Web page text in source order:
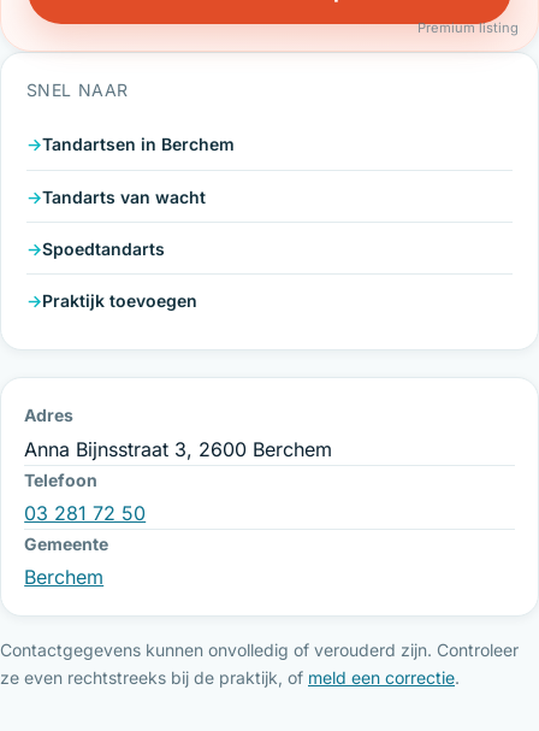
Premium listing
SNEL NAAR
Tandartsen in Berchem
Tandarts van wacht
Spoedtandarts
Praktijk toevoegen
Adres
Anna Bijnsstraat 3, 2600 Berchem
Telefoon
03 281 72 50
Gemeente
Berchem
Contactgegevens kunnen onvolledig of verouderd zijn. Controleer
ze even rechtstreeks bij de praktijk, of meld een correctie.